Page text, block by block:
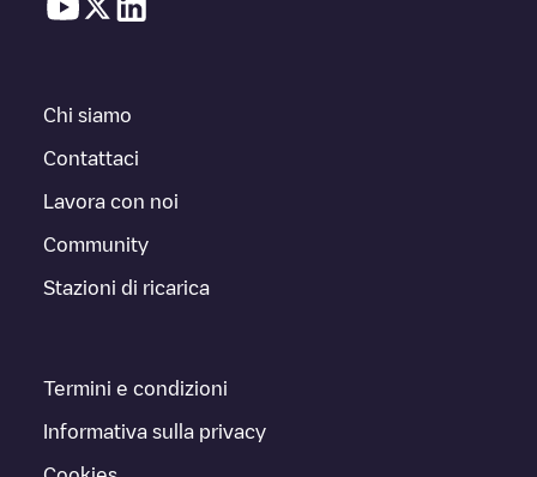
Chi siamo
Contattaci
Lavora con noi
Community
Stazioni di ricarica
Termini e condizioni
Informativa sulla privacy